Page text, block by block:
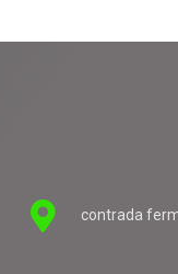
contrada